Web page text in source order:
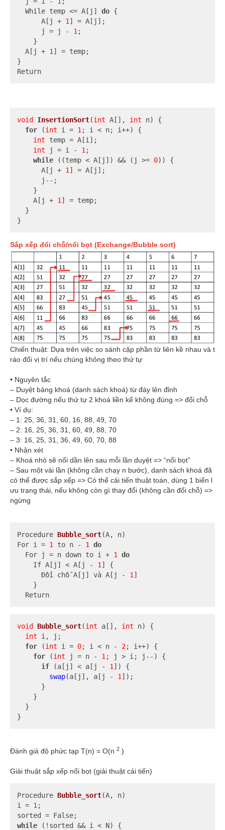
  While temp <= A[j]
do {
      A[j +
1 ] = A[j];
      j = j -
1 ;
    }
  A[j +
1 ] = temp;
}
Return
void InsertionSort(int A[], int n)
{
for (int i = 1 ; i < n; i++) {
int temp = A[i];
int j = i - 1 ;
while ((temp < A[j]) && (j >= 0)) {
      A[j +
1 ] = A[j];
      j--;
    }
    A[j +
1 ] = temp;
  }
}
Sắp xếp đổi chỗ/nổi bọt (Exchange/Bubble sort)
Chiến thuật: Dựa trên việc so sánh cặp phần từ liên kề nhau và t
ráo đổi vị trí nếu chúng không theo thứ tự
• Nguyên tắc
– Duyệt bảng khoá (danh sách khoá) từ đáy lên đỉnh
– Dọc đường nếu thứ tự 2 khoá liền kế không đúng => đổi chỗ
• Ví dụ:
– 1: 25, 36, 31, 60, 16, 88, 49, 70
– 2: 16, 25, 36, 31, 60, 49, 88, 70
– 3: 16, 25, 31, 36, 49, 60, 70, 88
• Nhận xét
– Khoá nhỏ sẽ nổi dần lên sau mỗi lần duyệt => “nổi bọt”
– Sau một vài lần (không cần chạy n bước), danh sách khoá đã
có thể được sắp xếp => Có thể cải tiến thuật toán, dùng 1 biến l
ưu trạng thái, nếu không còn gì thay đổi (không cần đổi chỗ) =>
ngừng
Procedure Bubble_sort(A, n)
For i = 1 to n - 1
do
  For j = n down to i +
1
do
    If A[j] < A[j -
1 ] {
      Đổi chỗ A[j] và A[j -
1 ]
    }
  Return
void Bubble_sort(int a[], int n)
{
int i, j;
for (int i = 0; i < n - 2; i++) {
for (int j = n - 1 ; j > i; j--) {
if (a[j] < a[j - 1 ]) {
swap(a[j], a[j - 1 ]);
      }
    }
  }
}
Đánh giá độ phức tạp T(n) = O(n 2 )
Giải thuật sắp xếp nổi bọt (giải thuật cải tiến)
Procedure Bubble_sort(A, n)
i = 1 ;
while (!sorted && i < N) {